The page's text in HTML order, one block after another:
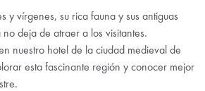
y vírgenes, su rica fauna y sus antiguas
deja de atraer a los visitantes.
nuestro hotel de la ciudad medieval de
esta fascinante región y conocer mejor